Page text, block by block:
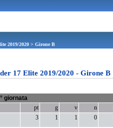
2019/2020> Girone B
17 Elite 2019/2020 - Girone B
giornata
pt g v n
3 1 1 0